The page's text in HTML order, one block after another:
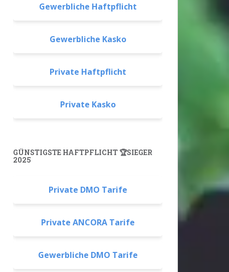
Gewerbliche Haftpflicht
Gewerbliche Kasko
Private Haftpflicht
Private Kasko
GÜNSTIGSTE HAFTPFLICHT 🏆SIEGER
2025
Private DMO Tarife
Private ANCORA Tarife
Gewerbliche DMO Tarife